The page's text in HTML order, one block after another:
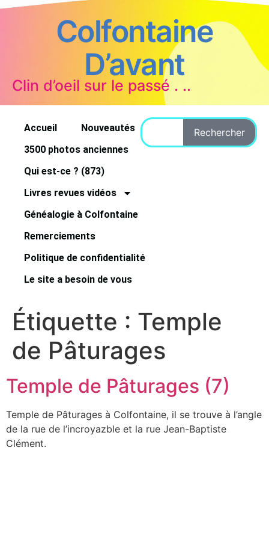
Colfontaine
D’avant
Clin d’oeil sur le passé . ..
Accueil
Nouveautés
3500 photos anciennes
Qui est-ce ? (873)
Livres revues vidéos
Généalogie à Colfontaine
Remerciements
Politique de confidentialité
Le site a besoin de vous
Rechercher
Étiquette : Temple
de Pâturages
Temple de Pâturages (7)
Temple de Pâturages à Colfontaine, il se trouve à l’angle
de la rue de l’incroyazble et la rue Jean-Baptiste
Clément.